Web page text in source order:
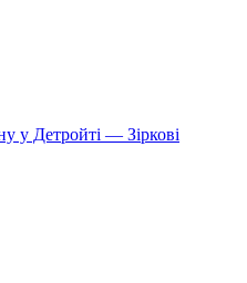
у Детройті — Зіркові